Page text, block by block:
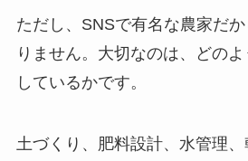
ただし、SNSで有名な農家だ
りません。大切なのは、どの
しているかです。
土づくり、肥料設計、水管理